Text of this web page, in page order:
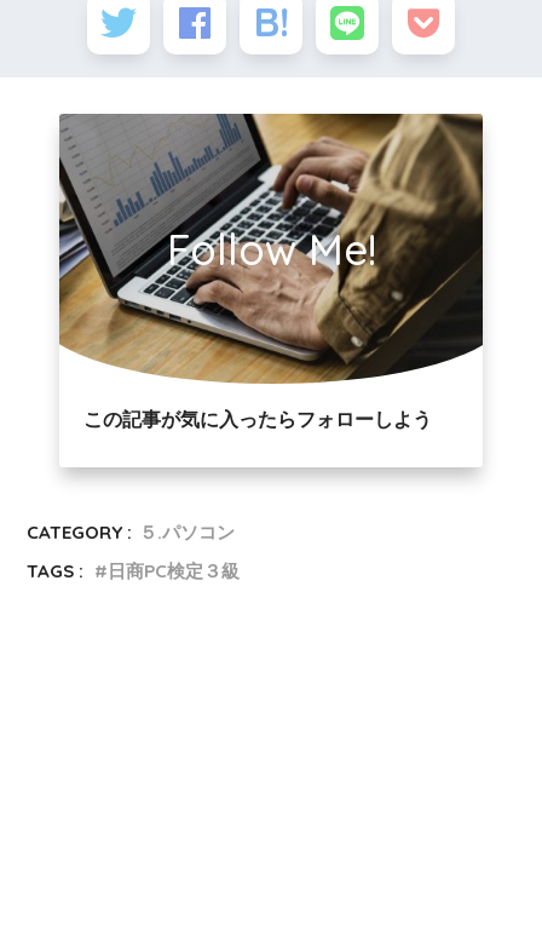
Follow Me!
この記事が気に入ったらフォローしよう
CATEGORY : ５.パソコン
TAGS :
日商PC検定３級